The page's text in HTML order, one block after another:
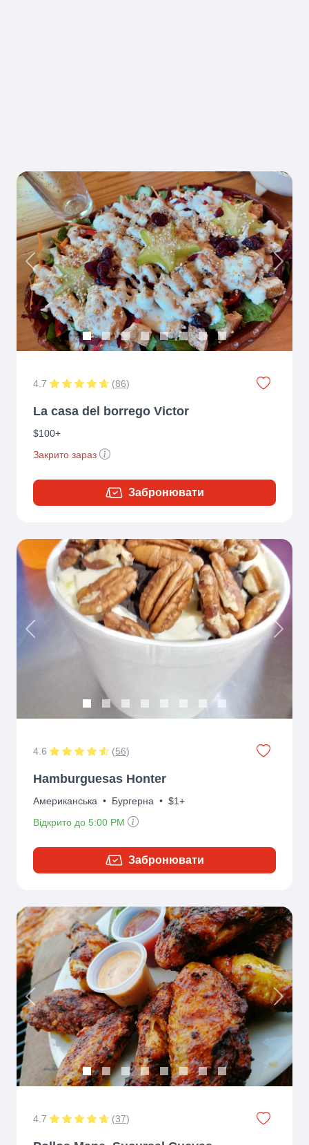
Previous Next
4.7 (86)
La casa del borrego Victor
$100+
Закрито зараз
Забронювати
Previous Next
4.6 (56)
Hamburguesas Honter
Американська • Бургерна • $1+
Відкрито до 5:00 PM
Забронювати
Previous Next
4.7 (37)